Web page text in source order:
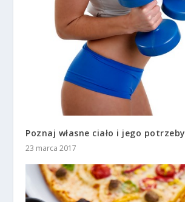
Poznaj własne ciało i jego potrzeby
23 marca 2017